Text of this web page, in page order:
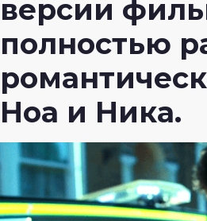
версии
полностью
Ноа и Ника.